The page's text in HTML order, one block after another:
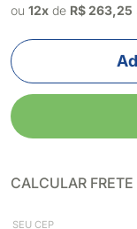
ou 12x de R$ 263,25
CALCULAR FRETE